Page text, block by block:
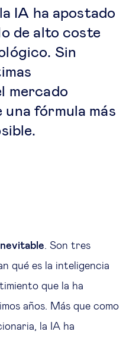
talento
negocios
y tecnología
del comportamiento
del futuro
jurídica
IA ha apostado
de alto coste
Sin
mercado
una fórmula más
. Son tres
qué es la inteligencia
que la ha
años. Más que como
la IA ha